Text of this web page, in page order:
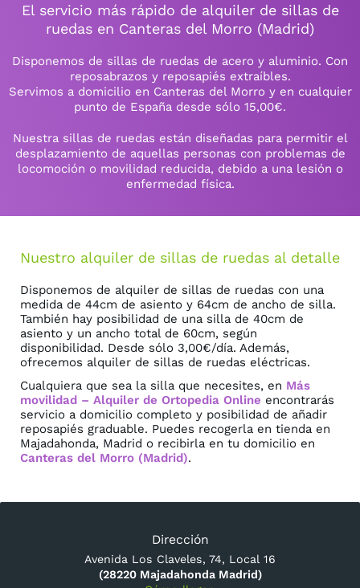
El servicio más rápido de alquiler de sillas de
ruedas en Canteras del Morro (Madrid)
Disponemos de sillas de ruedas de acero y aluminio. Con
reposabrazos y reposapiés extraíbles.
Servimos a domicilio en Canteras del Morro y en cualquier
punto de España desde sólo 15,00€.
Nuestra sillas de ruedas están diseñadas para permitir el
desplazamiento de aquellas personas con problemas de
locomoción o movilidad reducida, debido a una lesión o
enfermedad física.
Nuestro alquiler de sillas de ruedas al detalle
Disponemos de alquiler de sillas de ruedas con una
medida de 44cm de asiento y 64cm de ancho de silla.
También hay posibilidad de una silla de 40cm de
asiento y un ancho total de 60cm, según
disponibilidad. Desde sólo 3,00€/día. Además,
ofrecemos alquiler de sillas de ruedas eléctricas.
Cualquiera que sea la silla que necesites, en Más
movilidad – Alquiler de Ortopedia Online encontrarás
servicio a domicilio completo y posibilidad de añadir
reposapiés graduable. Puedes recogerla en tienda en
Majadahonda, Madrid o recibirla en tu domicilio en
Canteras del Morro (Madrid).
Dirección
Avenida Los Claveles, 74, Local 16
(28220 Majadahonda Madrid)